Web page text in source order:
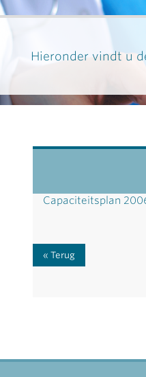
Hieronder vindt u
Capaciteitsplan
Terug